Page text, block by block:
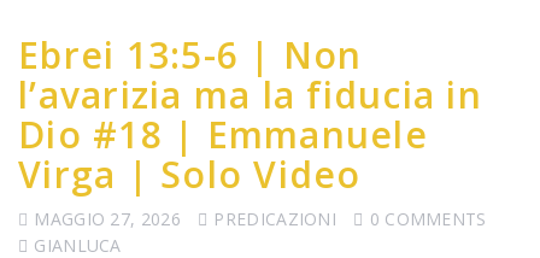
Ebrei 13:5-6 | Non
l’avarizia ma la fiducia in
Dio #18 | Emmanuele
Virga | Solo Video
MAGGIO 27, 2026 PREDICAZIONI
0 COMMENTS
GIANLUCA